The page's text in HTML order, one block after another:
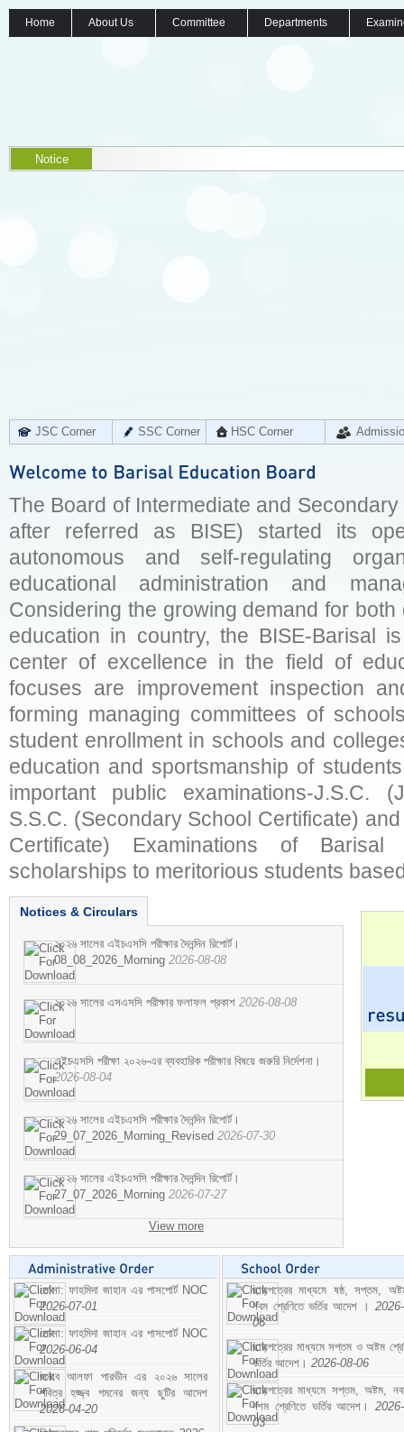
Home About Us Committee Departments
Notice
JSC Corner SSC Corner HSC Corner
The Board of Intermediate and
after referred as BISE) started its
autonomous and self-regulating
educational administration and
Considering the growing demand for
education in country, the BISE-Barisal
center of excellence in the field of
focuses are improvement inspection
forming managing committees of
student enrollment in schools and
education and sportsmanship of
important public examinations-J.S.C.
S.S.C. (Secondary School Certificate)
Certificate) Examinations of
scholarships to meritorious students
Notices & Circulars
২০২৬ সালের এইচএসসি পরীক্ষার দৈনন্দিন রিপোর্ট।
08_08_2026_Morning 2026-08-08
২০২৬ সালের এসএসসি পরীক্ষার ফলাফল প্রকাশ 2026-08-08
এইচএসসি পরীক্ষা ২০২৬-এর ব্যবহারিক পরীক্ষার বিষয়ে জরুরি নির্দেশনা।
2026-08-04
২০২৬ সালের এইচএসসি পরীক্ষার দৈনন্দিন রিপোর্ট।
29_07_2026_Morning_Revised 2026-07-30
২০২৬ সালের এইচএসসি পরীক্ষার দৈনন্দিন রিপোর্ট।
27_07_2026_Morning 2026-07-27
View more
মোসা: ফাহমিদা জাহান এর পাসপোর্ট NOC
2026-07-01
মোসা: ফাহমিদা জাহান এর পাসপোর্ট NOC
2026-06-04
জনাব আলফা পারভীন এর ২০২৬ সালের
পবিত্র হজ্জ্ব গমনের জন্য ছুটির আদেশ
2026-04-20
ছাড়পত্রের মাধ্যমে ষষ্ঠ, সপ্তম,
নবম শ্রেণিতে ভর্তির আদেশ ।
06
ছাড়পত্রের মাধ্যমে সপ্তম ও অষ্টম
ভর্তির আদেশ। 2026-08-06
ছাড়পত্রের মাধ্যমে সপ্তম, অষ্টম,
দশম শ্রেণিতে ভর্তির আদেশ।
03